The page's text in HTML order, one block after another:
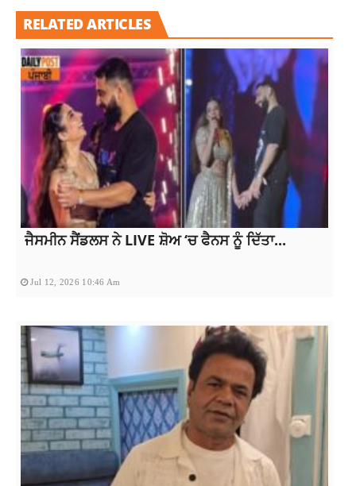
RELATED ARTICLES
ਜੈਸਮੀਨ ਸੈਂਡਲਸ ਨੇ LIVE ਸ਼ੋਅ ‘ਚ ਫੈਨਸ ਨੂੰ ਦਿੱਤਾ...
Jul 12, 2026 10:46 Am